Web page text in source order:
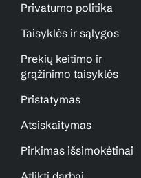
Privatumo politika
Taisyklės ir sąlygos
Prekių keitimo ir
grąžinimo taisyklės
Pristatymas
Atsiskaitymas
Pirkimas išsimokėtinai